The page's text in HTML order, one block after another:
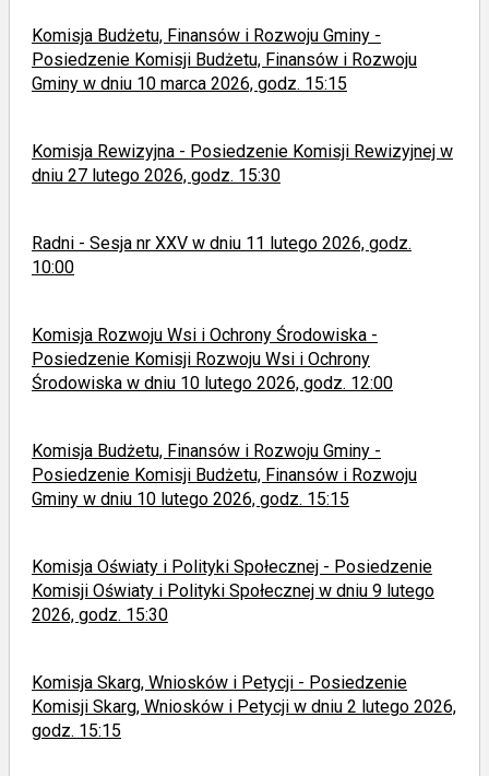
Komisja Budżetu, Finansów i Rozwoju Gminy -
Posiedzenie Komisji Budżetu, Finansów i Rozwoju
Gminy w dniu 10 marca 2026, godz. 15:15
Komisja Rewizyjna - Posiedzenie Komisji Rewizyjnej w
dniu 27 lutego 2026, godz. 15:30
Radni - Sesja nr XXV w dniu 11 lutego 2026, godz.
10:00
Komisja Rozwoju Wsi i Ochrony Środowiska -
Posiedzenie Komisji Rozwoju Wsi i Ochrony
Środowiska w dniu 10 lutego 2026, godz. 12:00
Komisja Budżetu, Finansów i Rozwoju Gminy -
Posiedzenie Komisji Budżetu, Finansów i Rozwoju
Gminy w dniu 10 lutego 2026, godz. 15:15
Komisja Oświaty i Polityki Społecznej - Posiedzenie
Komisji Oświaty i Polityki Społecznej w dniu 9 lutego
2026, godz. 15:30
Komisja Skarg, Wniosków i Petycji - Posiedzenie
Komisji Skarg, Wniosków i Petycji w dniu 2 lutego 2026,
godz. 15:15